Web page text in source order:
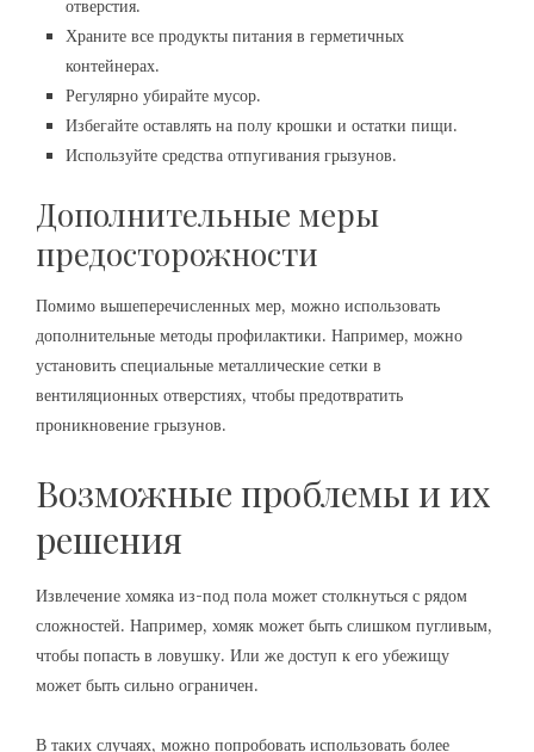
отверстия.
Храните все продукты питания в герметичных
контейнерах.
Регулярно убирайте мусор.
Избегайте оставлять на полу крошки и остатки пищи.
Используйте средства отпугивания грызунов.
Дополнительные меры
предосторожности
Помимо вышеперечисленных мер, можно использовать
дополнительные методы профилактики. Например, можно
установить специальные металлические сетки в
вентиляционных отверстиях, чтобы предотвратить
проникновение грызунов.
Возможные проблемы и их
решения
Извлечение хомяка из-под пола может столкнуться с рядом
сложностей. Например, хомяк может быть слишком пугливым,
чтобы попасть в ловушку. Или же доступ к его убежищу
может быть сильно ограничен.
В таких случаях, можно попробовать использовать более